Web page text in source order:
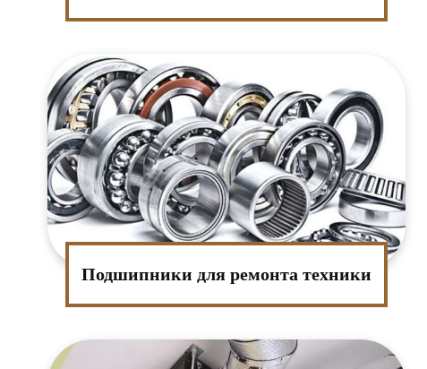
Подшипники для ремонта техники